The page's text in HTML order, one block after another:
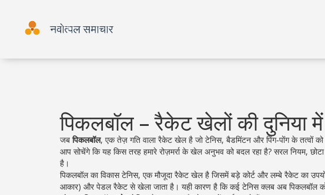
पिकलबॉल – रैकेट खेलों की दुनिया
जबपिकलबॉल, एक तेज़ गति वाला रैकेट खेल है जो टेनिस, बैडमिंटन और पिंग‑पोंग के तत्वों को
आप सोचेंगे कि यह किस तरह हमारे रोज़मर्रा के खेल अनुभव को बदल रहा है? सरल नियम,
है।
पिकलबॉल का विकासटेनिस, एक मौजूदा रैकेट खेल है जिसमें बड़े कोर्ट और लम्बे रैकेट का
आकार) और पेडल रैकेट से खेला जाता है। यही कारण है कि कई टेनिस क्लब अब पिकलबॉल